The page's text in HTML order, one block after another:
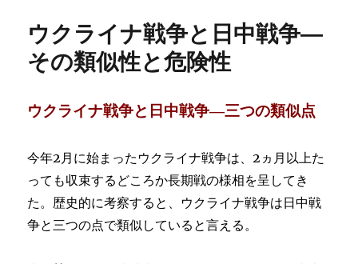
同
見
て
く
尖
ウクライナ戦争と日中戦争―
その類似性と危険性
ウクライナ戦争と日中戦争―三つの類似点
今年2月に始まったウクライナ戦争は、2ヵ月以上た
っても収束するどころか長期戦の様相を呈してき
た。歴史的に考察すると、ウクライナ戦争は日中戦
争と三つの点で類似していると言える。